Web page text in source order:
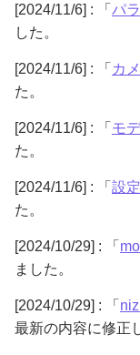
[2024/11/6] : 「 パ
した。
[2024/11/6] : 「 カ
た。
[2024/11/6] : 「 モ
た。
[2024/11/6] : 「 設
た。
[2024/10/29] : 「
ました。
[2024/10/29] : 「
最新の内容に修正